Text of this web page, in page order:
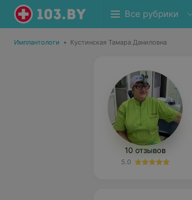
Все рубрики
Имплантологи • Кустинская Тамара Даниловна
10 отзывов
5.0